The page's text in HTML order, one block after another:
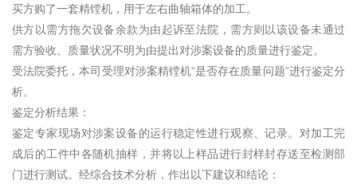
买方购了一套精镗机，用于左右曲轴箱体的加工。
供方以需方拖欠设备余款为由起诉至法院，需方则以该设备未通过
需方验收、质量状况不明为由提出对涉案设备的质量进行鉴定。
受法院委托，本司受理对涉案精镗机“是否存在质量问题”进行鉴定分
析。
鉴定分析结果：
鉴定专家现场对涉案设备的运行稳定性进行观察、记录。对加工完
成后的工件中各随机抽样，并将以上样品进行封样封存送至检测部
门进行测试。经综合技术分析，作出以下建议和结论：